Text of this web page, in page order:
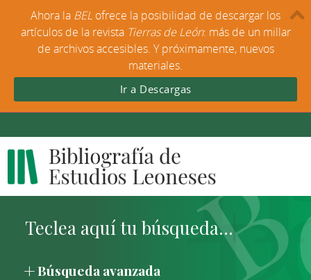
Búsqueda avanzada
Ahora la BEL ofrece la posibilidad de descargar los
artículos de la revista Tierras de León: más de un millar
de archivos accesibles. Y próximamente, nuevos
materiales.
Ir a Descargas